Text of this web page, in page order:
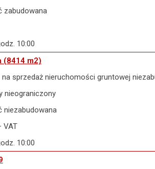
zabudowana
10:00
(8414 m2)
sprzedaż nieruchomości gruntowej
nieograniczony
niezabudowana
VAT
10:00